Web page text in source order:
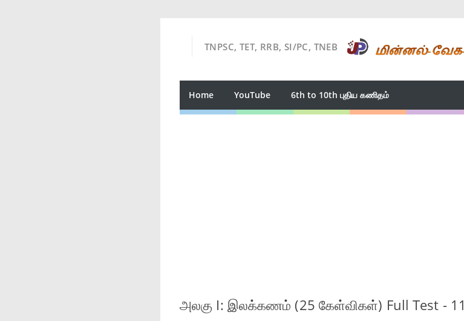
TNPSC, TET, RRB, SI/PC, TNEB
Home YouTube 6th to 10th புதிய கணிதம்
அலகு I: இலக்கணம் (25 கேள்விகள்) Full Test - 11